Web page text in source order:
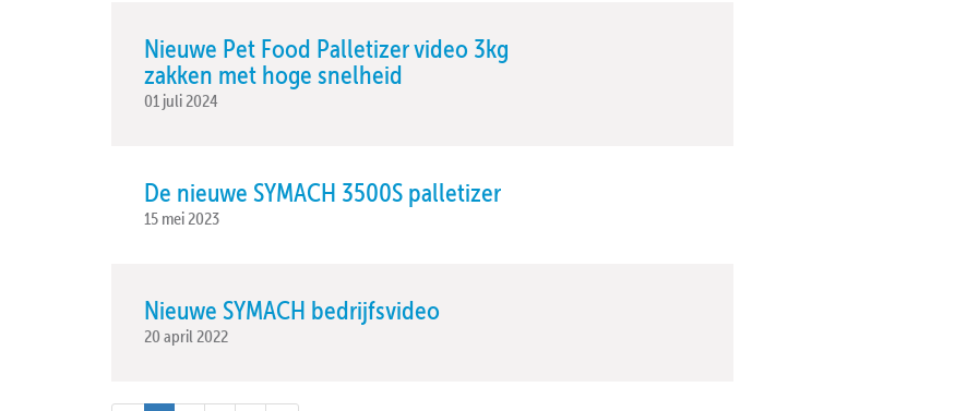
Nieuwe Pet Food Palletizer video 3kg
zakken met hoge snelheid
01 juli 2024
De nieuwe SYMACH 3500S palletizer
15 mei 2023
Nieuwe SYMACH bedrijfsvideo
20 april 2022